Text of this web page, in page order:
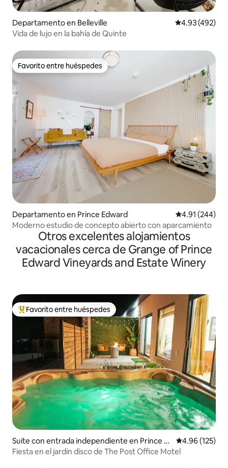
Departamento en Belleville Calificación
4.93 (492)
Vida de lujo en la bahía de Quinte
Favorito entre huéspedes
Favorito entre huéspedes
Departamento en Prince Edward Calificación
4.91 (244)
Moderno estudio de concepto abierto con aparcamiento
Otros excelentes alojamientos
vacacionales cerca de Grange of Prince
Edward Vineyards and Estate Winery
De los mejores en Favorito entre huéspedes
Favorito entre huéspedes
Suite con entrada independiente en Prince E
dward
Calificación
4.96 (125)
Fiesta en el jardín disco de The Post Office Motel